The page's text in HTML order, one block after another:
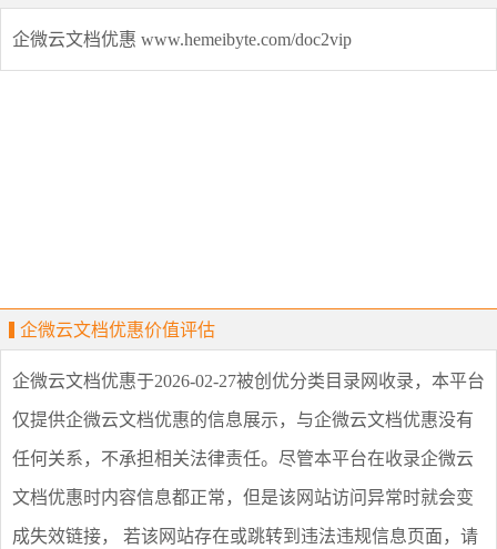
企微云文档优惠 www.hemeibyte.com/doc2vip
企微云文档优惠价值评估
企微云文档优惠于2026-02-27被创优分类目录网收录，本平台
仅提供企微云文档优惠的信息展示，与企微云文档优惠没有
任何关系，不承担相关法律责任。尽管本平台在收录企微云
文档优惠时内容信息都正常，但是该网站访问异常时就会变
成失效链接， 若该网站存在或跳转到违法违规信息页面，请